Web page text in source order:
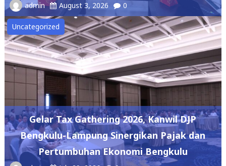
admin August 3, 2026 0
Uncategorized
Gelar Tax Gathering 2026, Kanwil DJP
Bengkulu-Lampung Sinergikan Pajak dan
Pertumbuhan Ekonomi Bengkulu